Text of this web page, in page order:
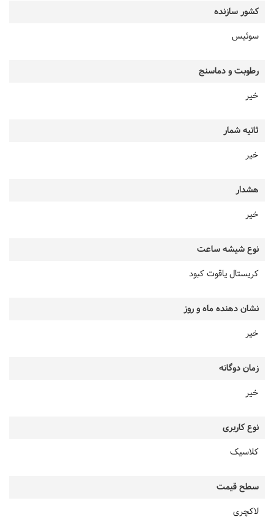
کشور سازنده
سوئیس
رطوبت و دماسنج
خیر
ثانیه شمار
خیر
هشدار
خیر
نوع شیشه ساعت
کریستال یاقوت کبود
نشان دهنده ماه و روز
خیر
زمان دوگانه
خیر
نوع کاربری
کلاسیک
سطح قیمت
لاکچری